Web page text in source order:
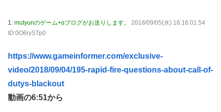
実際『ゼルダ 時オカ』→『風タク』の時の空気感を知りた
【悲報】女さん、歩行者を轢いた挙句、道路に倒れてどえら
いことになってしまうw w w w w w w
海外「日本人はなんて気高いんだ！」 英高級紙も驚愕した
極限の中の日本人の姿に世界が衝撃
実際『ゼルダ 時オカ』→『風タク』の時の空気感を知りた
い
してしまう
【画像】スト6に彗星の如く現れたフィリピン人キャラが可
愛すぎると話題に！
【動画】タイのティパンコーン王子が日本人女性とデート
1: mutyunのゲーム+αブログがお送りします。
2018/09/05(水) 16:16:01.54
ID:0O6rySTp0
https://www.gameinformer.com/exclusive-
video/2018/09/04/195-rapid-fire-questions-about-call-of-
dutys-blackout
動画の6:51から